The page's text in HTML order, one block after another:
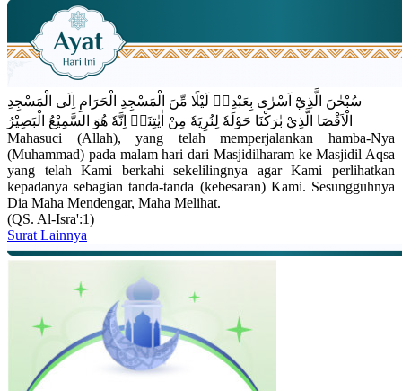
سُبْحٰنَ الَّذِيْٓ اَسْرٰى بِعَبْدِهٖ لَيْلًا مِّنَ الْمَسْجِدِ الْحَرَامِ اِلَى الْمَسْجِدِ
الْاَقْصَا الَّذِيْ بٰرَكْنَا حَوْلَهٗ لِنُرِيَهٗ مِنْ اٰيٰتِنَاۗ اِنَّهٗ هُوَ السَّمِيْعُ الْبَصِيْرُ
Mahasuci (Allah), yang telah memperjalankan hamba-Nya
(Muhammad) pada malam hari dari Masjidilharam ke Masjidil Aqsa
yang telah Kami berkahi sekelilingnya agar Kami perlihatkan
kepadanya sebagian tanda-tanda (kebesaran) Kami. Sesungguhnya
Dia Maha Mendengar, Maha Melihat.
(QS. Al-Isra':1)
Surat Lainnya